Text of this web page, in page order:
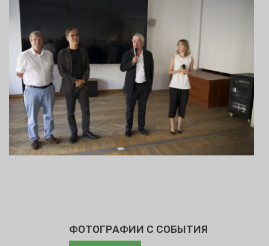
ФОТОГРАФИИ С СОБЫТИЯ